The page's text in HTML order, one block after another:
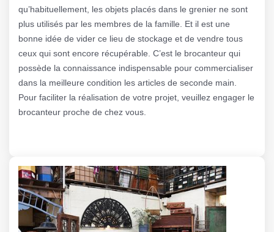
qu’habituellement, les objets placés dans le grenier ne sont
plus utilisés par les membres de la famille. Et il est une
bonne idée de vider ce lieu de stockage et de vendre tous
ceux qui sont encore récupérable. C’est le brocanteur qui
possède la connaissance indispensable pour commercialiser
dans la meilleure condition les articles de seconde main.
Pour faciliter la réalisation de votre projet, veuillez engager le
brocanteur proche de chez vous.